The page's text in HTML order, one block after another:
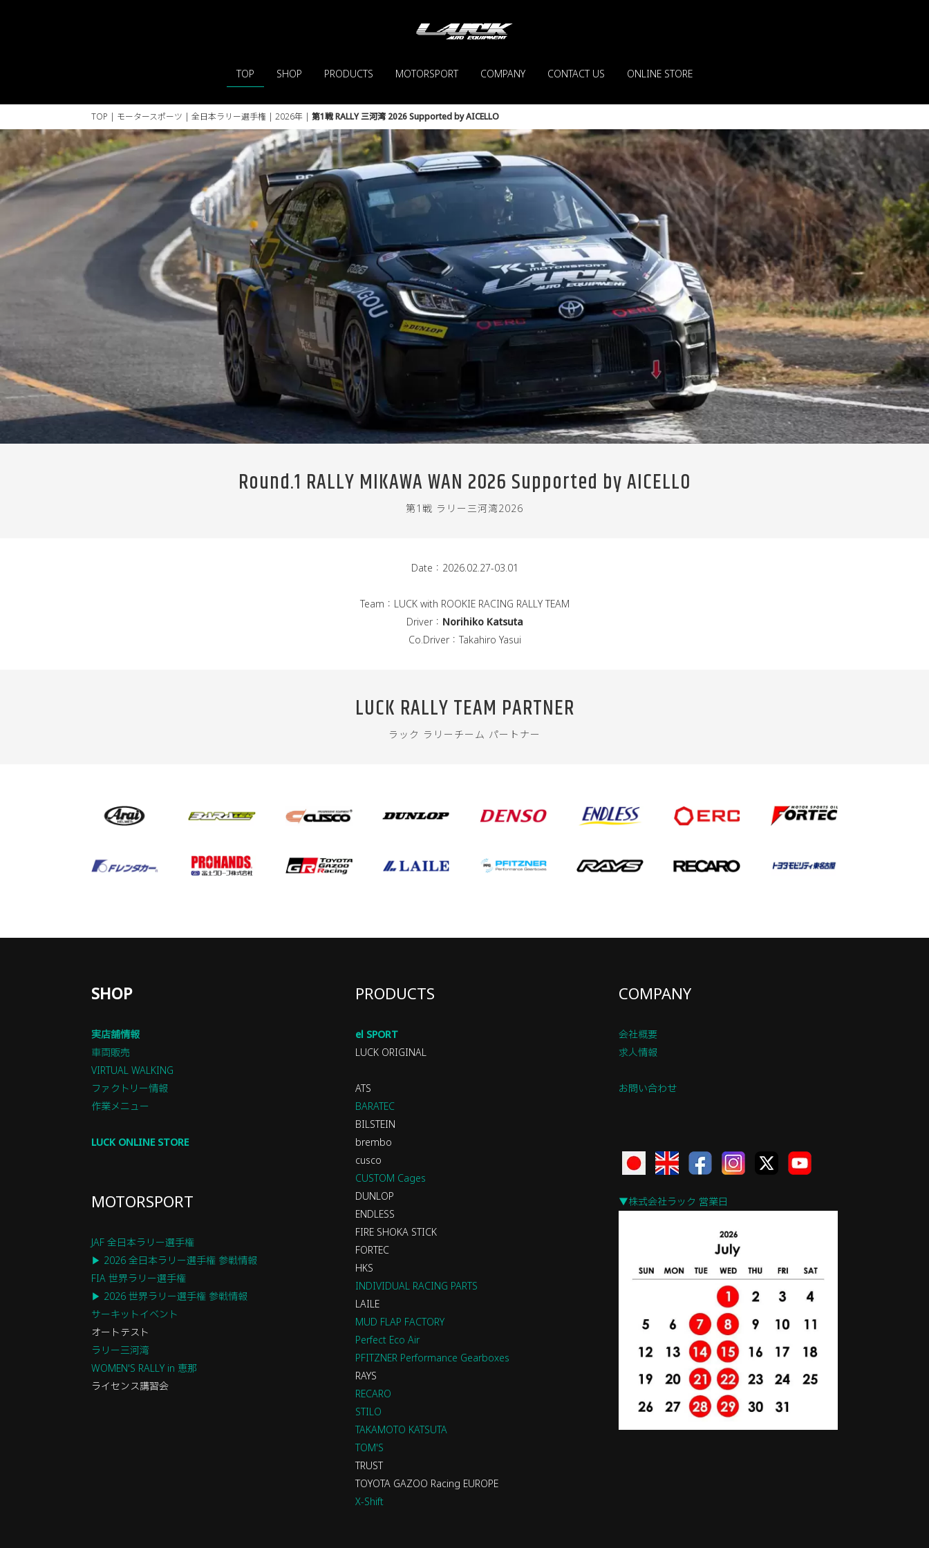
TOP SHOP PRODUCTS MOTORSPORT COMPANY CONTACT US ONLINE STORE
TOP | モータースポーツ | 全日本ラリー選手権 | 2026年 | 第1戦 RALLY 三河湾 2026 Supported by AICELLO
Round.1 RALLY MIKAWA WAN 2026 Supported by AICELLO
第1戦 ラリー三河湾2026
Date：2026.02.27-03.01
Team：LUCK with ROOKIE RACING RALLY TEAM
Driver： Norihiko Katsuta
Co.Driver：Takahiro Yasui
LUCK RALLY TEAM PARTNER
ラック ラリーチーム パートナー
SHOP
実店舗情報
車両販売
VIRTUAL WALKING
ファクトリー情報
作業メニュー
LUCK ONLINE STORE
MOTORSPORT
JAF 全日本ラリー選手権
▶ 2026 全日本ラリー選手権 参戦情報
FIA 世界ラリー選手権
▶ 2026 世界ラリー選手権 参戦情報
サーキットイベント
オートテスト
ラリー三河湾
WOMEN'S RALLY in 恵那
ライセンス講習会
PRODUCTS
el SPORT
LUCK ORIGINAL
ATS
BARATEC
BILSTEIN
brembo
cusco
CUSTOM Cages
DUNLOP
ENDLESS
FIRE SHOKA STICK
FORTEC
HKS
INDIVIDUAL RACING PARTS
LAILE
MUD FLAP FACTORY
Perfect Eco Air
PFITZNER Performance Gearboxes
RAYS
RECARO
STILO
TAKAMOTO KATSUTA
TOM'S
TRUST
TOYOTA GAZOO Racing EUROPE
X-Shift
COMPANY
会社概要
求人情報
お問い合わせ
▼株式会社ラック 営業日